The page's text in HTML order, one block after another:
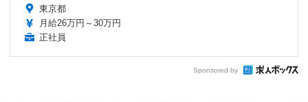
東京都
月給26万円～30万円
正社員
Sponsored by